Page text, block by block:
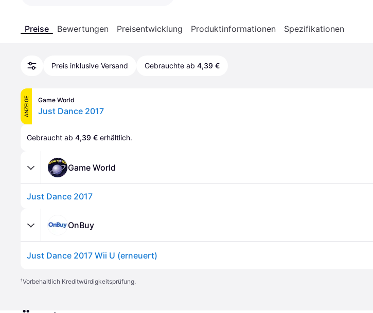
Preise Bewertungen Preisentwicklung Produktinformationen Spezifikationen
Preis inklusive Versand Gebrauchte ab 4,39 €
ANZEIGE Game World
Just Dance 2017
Gebraucht ab 4,39 € erhältlich.
Game World
Just Dance 2017
OnBuy
Just Dance 2017 Wii U (erneuert)
¹Vorbehaltlich Kreditwürdigkeitsprüfung.